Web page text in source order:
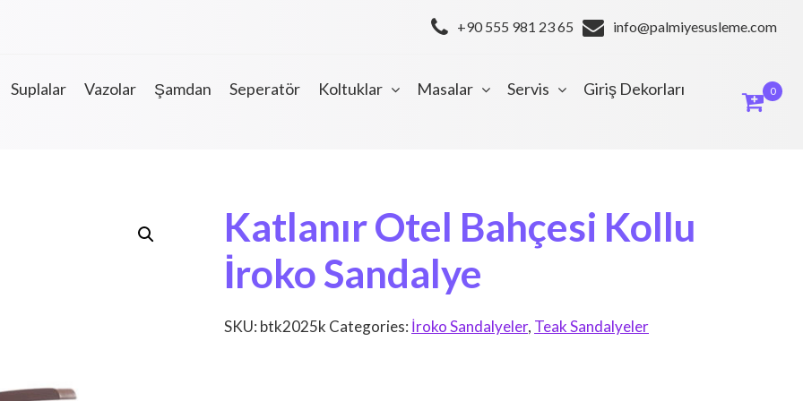
+90 555 981 23 65 info@palmiyesusleme.com
Suplalar Vazolar Şamdan Seperatör Koltuklar Masalar Servis
Giriş Dekorları
0
Katlanır Otel Bahçesi Kollu
İroko Sandalye
SKU: btk2025k Categories: İroko Sandalyeler, Teak Sandalyeler